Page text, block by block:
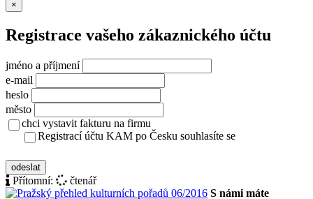
×
Registrace vašeho zákaznického účtu
jméno a příjmení
e-mail
heslo
město
chci vystavit fakturu na firmu
Registrací účtu KAM po Česku souhlasíte se
odeslat
Přítomní:
čtenář
S námi máte